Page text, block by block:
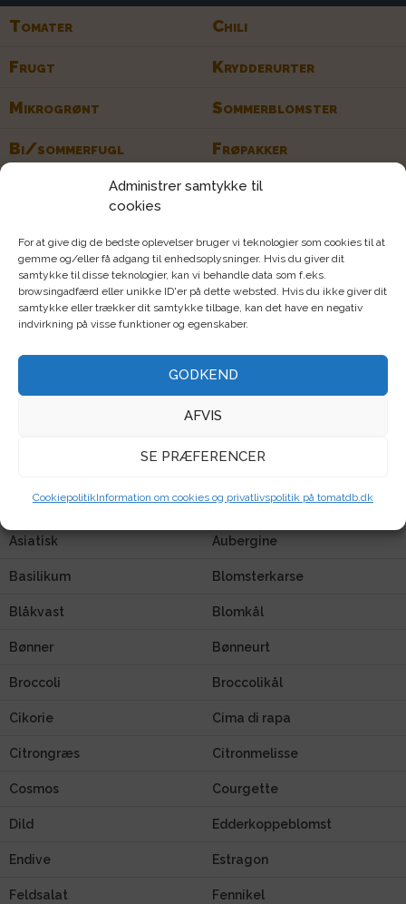
Administrer samtykke til
cookies
For at give dig de bedste oplevelser bruger vi teknologier som cookies til at
gemme og/eller få adgang til enhedsoplysninger. Hvis du giver dit
samtykke til disse teknologier, kan vi behandle data som f.eks.
browsingadfærd eller unikke ID'er på dette websted. Hvis du ikke giver dit
samtykke eller trækker dit samtykke tilbage, kan det have en negativ
indvirkning på visse funktioner og egenskaber.
GODKEND
AFVIS
SE PRÆFERENCER
CookiepolitikInformation om cookies og privatlivspolitik på tomatdb.dk
Tomater Chili
Frugt Krydderurter
Mikrogrønt Sommerblomster
Bi/sommerfugl Frøpakker
Bælgfrugter
Løggrønsag Stængelgrøntsag
Farverig F1/hybrid
Tørreegnet Snitblomster
Stenbed
Sommerfuglvenlig Insektvenlig
Ananaskirsebær Artiskok
Asiatisk Aubergine
Basilikum Blomsterkarse
Blåkvast Blomkål
Bønner Bønneurt
Broccoli Broccolikål
Cikorie Cima di rapa
Citrongræs Citronmelisse
Cosmos Courgette
Dild Edderkoppeblomst
Endive Estragon
Feldsalat Fennikel